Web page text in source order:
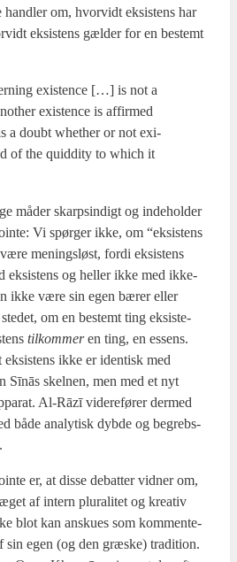
hand­ler om, hvor­vidt eksi­stens har
eksi­stens gæl­der for en bestemt
exi­sten­ce […] is not a
exi­sten­ce is affir­med
a doubt whet­her or not exi­
of the quid­di­ty to which it
måder skar­psin­digt og inde­hol­der
Vi spør­ger ikke, om “eksi­stens
menings­løst, for­di eksi­stens
eksi­stens og hel­ler ikke med ikke-
ikke være sin egen bærer eller
om en bestemt ting eksi­ste­
til­kom­meren ting, en essens.
ikke er iden­tisk med
Sīnās skel­nen, men med et nyt
Al-Rāzī videre­fø­rer der­med
både ana­ly­tisk dyb­de og begrebs­
er, at dis­se debat­ter vid­ner om,
af intern plu­ra­li­tet og kre­a­tiv
blot kan ansku­es som kom­men­te­
sin egen (og den græ­ske) tra­di­tion.